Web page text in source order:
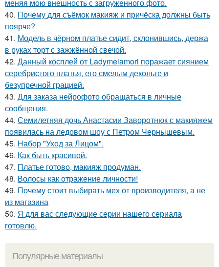
меняя мою внешность с загруженного фото.
40. Почему для съёмок макияж и причёска должны быть
поярче?
41. Модель в чёрном платье сидит, склонившись, держа
в руках торт с зажжённой свечой.
42. Данный косплей от Ladymelamori поражает сиянием
серебристого платья, его смелым декольте и
безупречной грацией.
43. Для заказа нейрофото обращаться в личные
сообщения.
44. Семилетняя дочь Анастасии Заворотнюк с макияжем
появилась на ледовом шоу с Петром Чернышевым.
45. Набор "Уход за Лицом".
46. Как быть красивой.
47. Платье готово, макияж продуман.
48. Волосы как отражение личности!
49. Почему стоит выбирать мех от производителя, а не
из магазина
50. Я для вас следующие серии нашего сериала
готовлю.
Популярные материалы